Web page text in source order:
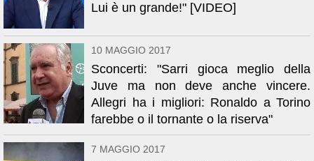
Lui è un grande!" [VIDEO]
10 MAGGIO 2017
Sconcerti: "Sarri gioca meglio della
Juve ma non deve anche vincere.
Allegri ha i migliori: Ronaldo a Torino
farebbe o il tornante o la riserva"
7 MAGGIO 2017